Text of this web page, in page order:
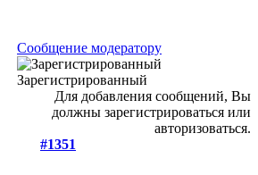
Сообщение модератору
Зарегистрированный
Для добавления сообщений, Вы
должны зарегистрироваться или
авторизоваться.
#1351